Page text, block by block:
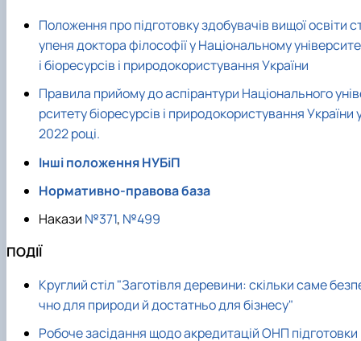
Положення про підготовку здобувачів вищої освіти
упеня доктора філософії у Національному
і біоресурсів і природокористування України
Правила прийому до аспірантури Національного
рситету біоресурсів і природокористування України
2022 році.
Інші положення НУБіП
Нормативно-правова база
Накази №371, №499
ПОДІЇ
Круглий стіл "Заготівля деревини: скільки саме
чно для природи й достатньо для бізнесу"
Робоче засідання щодо акредитацій ОНП підготовки